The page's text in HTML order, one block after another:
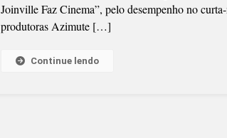
Joinville Faz Cinema”, pelo desempenho no
produtoras Azimute […]
Continue lendo